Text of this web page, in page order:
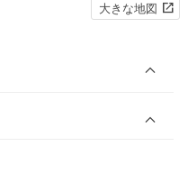
大きな地図